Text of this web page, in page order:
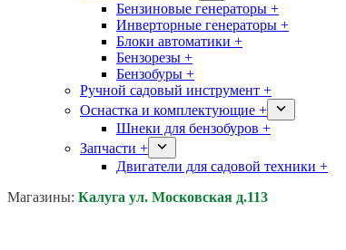
Бензиновые генераторы +
Инверторные генераторы +
Блоки автоматики +
Бензорезы +
Бензобуры +
Ручной садовый инструмент +
Оснастка и комплектующие +
Шнеки для бензобуров +
Запчасти +
Двигатели для садовой техники +
Магазины: Калуга ул. Московская д.113